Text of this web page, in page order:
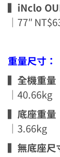
▍iNclo
｜77″
重量尺寸：
▍全機重量
｜40.66kg
▍底座重量
｜3.66kg
▍無底座尺